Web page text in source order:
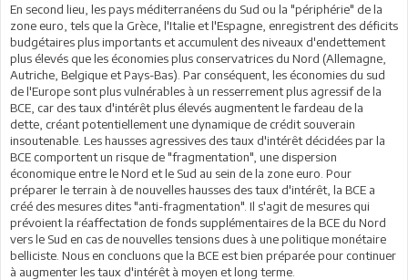
En second lieu, les pays méditerranéens du Sud ou la "périphérie" de la
zone euro, tels que la Grèce, l'Italie et l'Espagne, enregistrent des déficits
budgétaires plus importants et accumulent des niveaux d'endettement
plus élevés que les économies plus conservatrices du Nord (Allemagne,
Autriche, Belgique et Pays-Bas). Par conséquent, les économies du sud
de l'Europe sont plus vulnérables à un resserrement plus agressif de la
BCE, car des taux d'intérêt plus élevés augmentent le fardeau de la
dette, créant potentiellement une dynamique de crédit souverain
insoutenable. Les hausses agressives des taux d'intérêt décidées par la
BCE comportent un risque de "fragmentation", une dispersion
économique entre le Nord et le Sud au sein de la zone euro. Pour
préparer le terrain à de nouvelles hausses des taux d'intérêt, la BCE a
créé des mesures dites "anti-fragmentation". Il s'agit de mesures qui
prévoient la réaffectation de fonds supplémentaires de la BCE du Nord
vers le Sud en cas de nouvelles tensions dues à une politique monétaire
belliciste. Nous en concluons que la BCE est bien préparée pour continuer
à augmenter les taux d'intérêt à moyen et long terme.